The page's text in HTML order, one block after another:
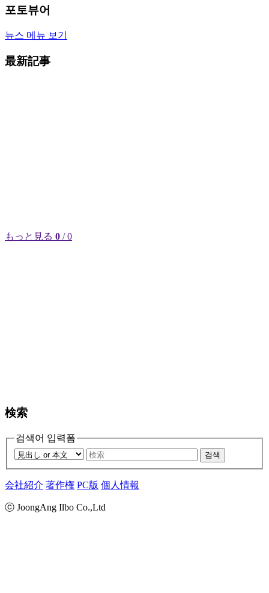
포토뷰어
뉴스 메뉴 보기
最新記事
もっと見る 0 / 0
検索
검색어 입력폼
검색
会社紹介 著作権 PC版 個人情報
ⓒ JoongAng Ilbo Co.,Ltd